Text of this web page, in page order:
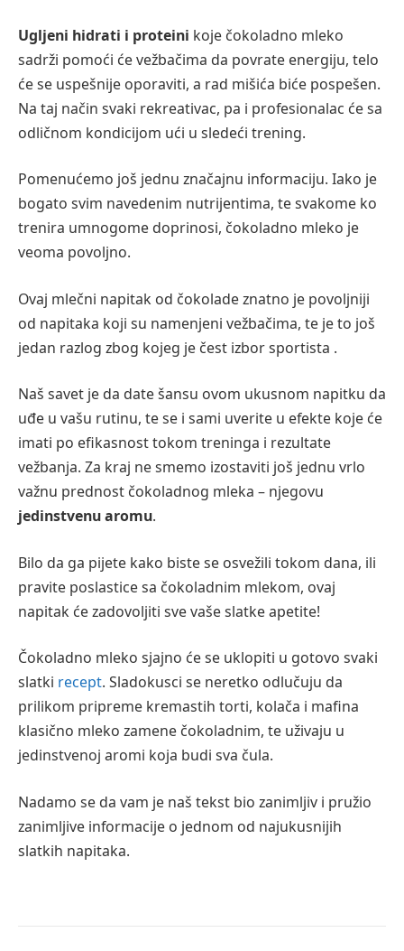
Ugljeni hidrati i proteini koje čokoladno mleko
sadrži pomoći će vežbačima da povrate energiju, telo
će se uspešnije oporaviti, a rad mišića biće pospešen.
Na taj način svaki rekreativac, pa i profesionalac će sa
odličnom kondicijom ući u sledeći trening.
Pomenućemo još jednu značajnu informaciju. Iako je
bogato svim navedenim nutrijentima, te svakome ko
trenira umnogome doprinosi, čokoladno mleko je
veoma povoljno.
Ovaj mlečni napitak od čokolade znatno je povoljniji
od napitaka koji su namenjeni vežbačima, te je to još
jedan razlog zbog kojeg je čest izbor sportista .
Naš savet je da date šansu ovom ukusnom napitku da
uđe u vašu rutinu, te se i sami uverite u efekte koje će
imati po efikasnost tokom treninga i rezultate
vežbanja. Za kraj ne smemo izostaviti još jednu vrlo
važnu prednost čokoladnog mleka – njegovu
jedinstvenu aromu.
Bilo da ga pijete kako biste se osvežili tokom dana, ili
pravite poslastice sa čokoladnim mlekom, ovaj
napitak će zadovoljiti sve vaše slatke apetite!
Čokoladno mleko sjajno će se uklopiti u gotovo svaki
slatki recept. Sladokusci se neretko odlučuju da
prilikom pripreme kremastih torti, kolača i mafina
klasično mleko zamene čokoladnim, te uživaju u
jedinstvenoj aromi koja budi sva čula.
Nadamo se da vam je naš tekst bio zanimljiv i pružio
zanimljive informacije o jednom od najukusnijih
slatkih napitaka.